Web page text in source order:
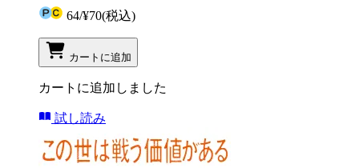
64/¥70(税込)
カートに追加
カートに追加しました
試し読み